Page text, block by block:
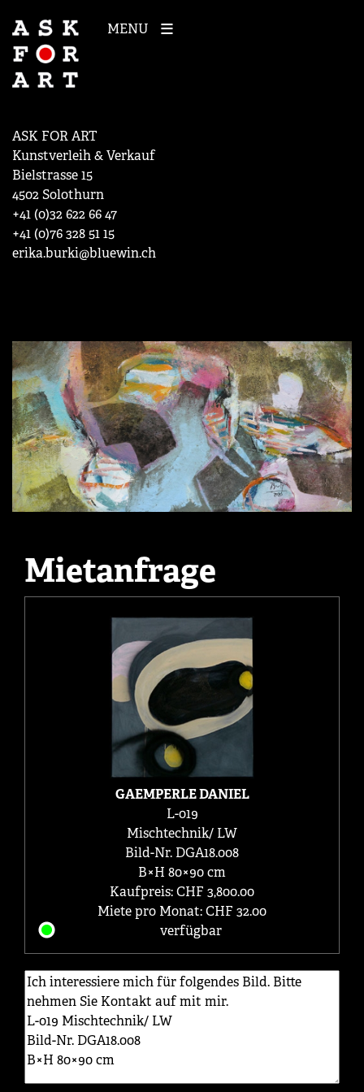
MENU
ASK FOR ART
Kunstverleih & Verkauf
Bielstrasse 15
4502 Solothurn
+41 (0)32 622 66 47
+41 (0)76 328 51 15
erika.burki@bluewin.ch
Mietanfrage
GAEMPERLE DANIEL
L-019
Mischtechnik/ LW
Bild-Nr. DGA18.008
B×H 80×90 cm
Kaufpreis: CHF 3,800.00
Miete pro Monat: CHF 32.00
verfügbar